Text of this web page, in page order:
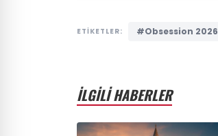
ETİKETLER: #Obsession 2026
İLGİLİ HABERLER